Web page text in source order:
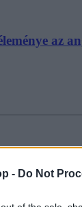
- Do Not
az
hivatalos